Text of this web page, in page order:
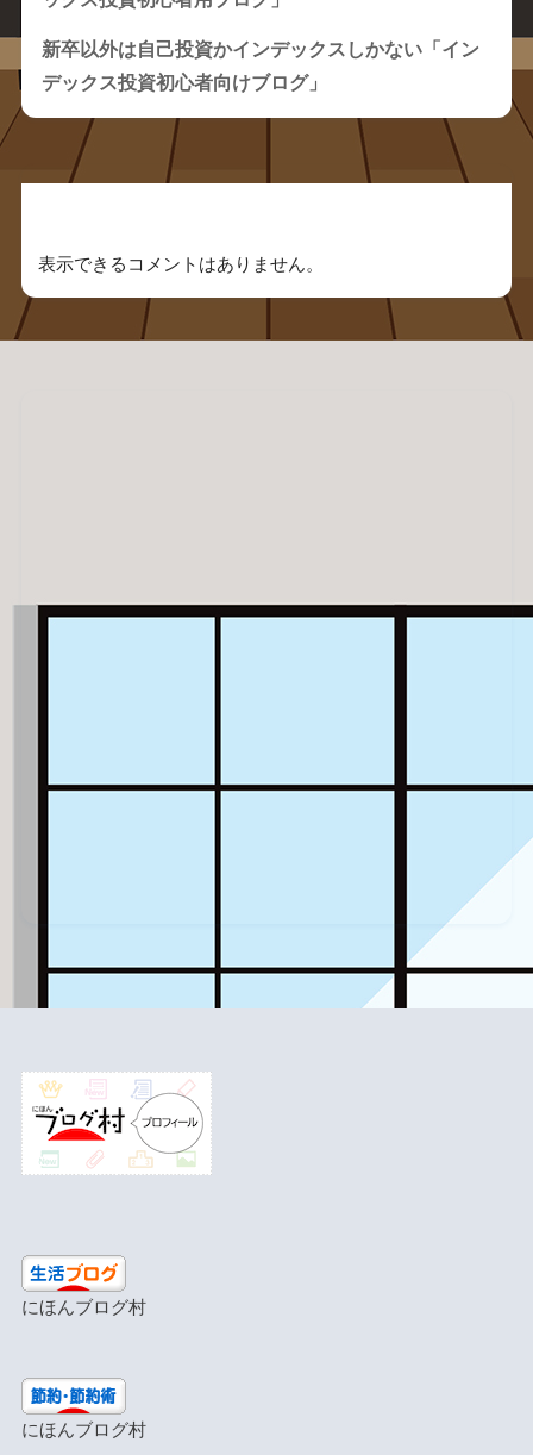
新卒以外は自己投資かインデックスしかない「イン
デックス投資初心者向けブログ」
表示できるコメントはありません。
にほんブログ村
にほんブログ村